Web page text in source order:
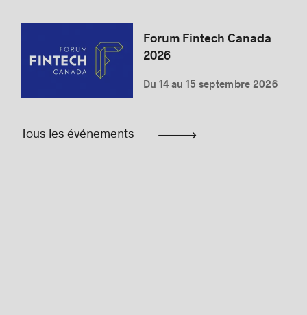
Forum Fintech Canada
2026
Du 14 au 15 septembre 2026
Tous les événements